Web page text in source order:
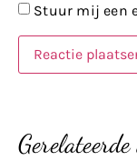
Stuur mij een